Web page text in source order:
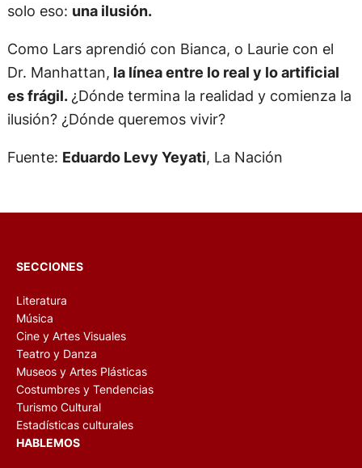
solo eso: una ilusión.
Como Lars aprendió con Bianca, o Laurie con el
Dr. Manhattan, la línea entre lo real y lo artificial
es frágil. ¿Dónde termina la realidad y comienza la
ilusión? ¿Dónde queremos vivir?
Fuente: Eduardo Levy Yeyati, La Nación
SECCIONES
Literatura
Música
Cine y Artes Visuales
Teatro y Danza
Museos y Artes Plásticas
Costumbres y Tendencias
Turismo Cultural
Estadísticas culturales
HABLEMOS